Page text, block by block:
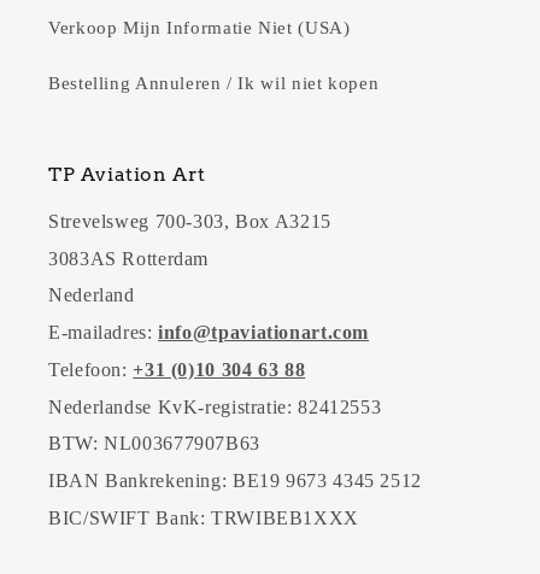
Verkoop Mijn Informatie Niet (USA)
Bestelling Annuleren / Ik wil niet kopen
TP Aviation Art
Strevelsweg 700-303, Box A3215
3083AS Rotterdam
Nederland
E-mailadres: info@tpaviationart.com
Telefoon:+31 (0)10 304 63 88
Nederlandse KvK-registratie: 82412553
BTW: NL003677907B63
IBAN Bankrekening: BE19 9673 4345 2512
BIC/SWIFT Bank: TRWIBEB1XXX